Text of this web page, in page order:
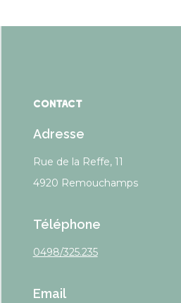
Contact
Adresse
Rue de la Reffe, 11
4920 Remouchamps
Téléphone
0498/325.235
Email